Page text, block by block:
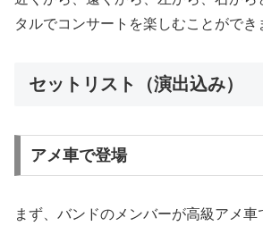
タルでコンサートを楽しむことができ
セットリスト（演出込み）
アメ車で登場
まず、バンドのメンバーが高級アメ車